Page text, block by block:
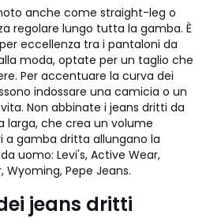
anche come straight-leg o
regolare lungo tutta la gamba. È
eccellenza tra i pantaloni da
moda, optate per un taglio che
Per accentuare la curva dei
indossare una camicia o un
Non abbinate i jeans dritti da
che crea un volume
a gamba dritta allungano la
uomo: Levi's, Active Wear,
Wyoming, Pepe Jeans.
jeans dritti